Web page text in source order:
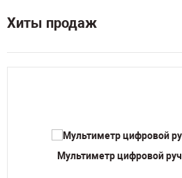
Хиты продаж
Мультиметр цифровой